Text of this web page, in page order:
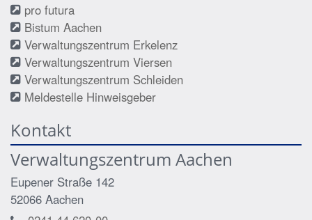
pro futura
Bistum Aachen
Verwaltungszentrum Erkelenz
Verwaltungszentrum Viersen
Verwaltungszentrum Schleiden
Meldestelle Hinweisgeber
Kontakt
Verwaltungszentrum Aachen
Eupener Straße 142
52066 Aachen